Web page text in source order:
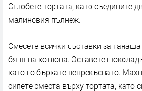
Сглобете тортата, като съедините
малиновия пълнеж.
Смесете всички съставки за
бяня на котлона. Оставете
като го бъркате непрекъснато.
сипете сместа върху тортата, като